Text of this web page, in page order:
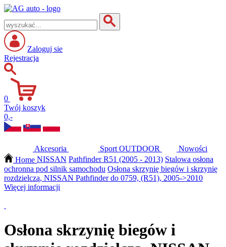
Zaloguj sie
Rejestracja
0
Twój koszyk
0,-
Akcesoria Sport OUTDOOR
Nowości
Home NISSAN Pathfinder R51 (2005 - 2013) Stalowa osłona
ochronna pod silnik samochodu Osłona skrzynię biegów i skrzynię
rozdzielczą, NISSAN Pathfinder do 0759, (R51), 2005->2010
Więcej informacji
Osłona skrzynię biegów i